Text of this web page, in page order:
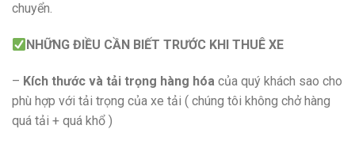
chuyển.
NHỮNG ĐIỀU CẦN BIẾT TRƯỚC KHI THUÊ XE
– Kích thước và tải trọng hàng hóa của quý khách sao cho
phù hợp với tải trọng của xe tải ( chúng tôi không chở hàng
quá tải + quá khổ )